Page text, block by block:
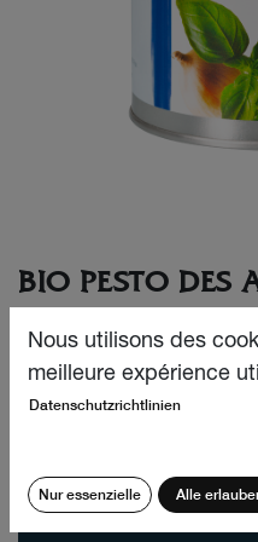
BIO PESTO DES
Le Pesto des Alpes au
Alpes suisses, en boîte de
CHF37.90
Quantité:
Nous utilisons des
meilleure expérience
Datenschutzrichtlinien
Nur essenzielle Alle